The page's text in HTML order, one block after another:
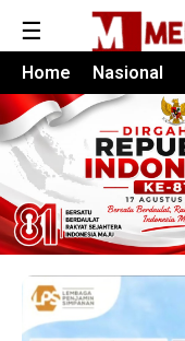
☰
Home Nasional